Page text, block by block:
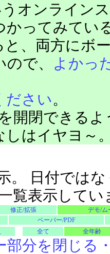
オンライン
かってみてい
、両方にボ
で、
よかっ
ださい。
開閉できる
しはイヤヨ～
。 日付では
覧表示してい
修正/拡張
デモ/ム
ペーパー/PDF
全て 全年齢
部分を閉じる